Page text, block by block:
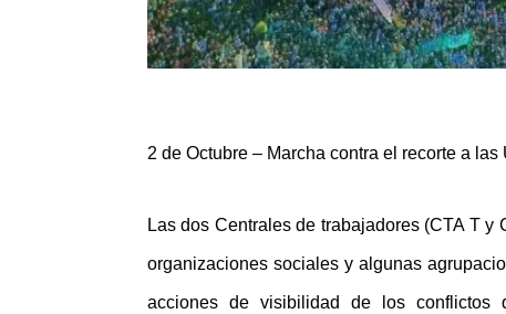
2 de Octubre – Marcha contra el recorte a
Las dos Centrales de trabajadores (CTA T
organizaciones sociales y algunas
acciones de visibilidad de los